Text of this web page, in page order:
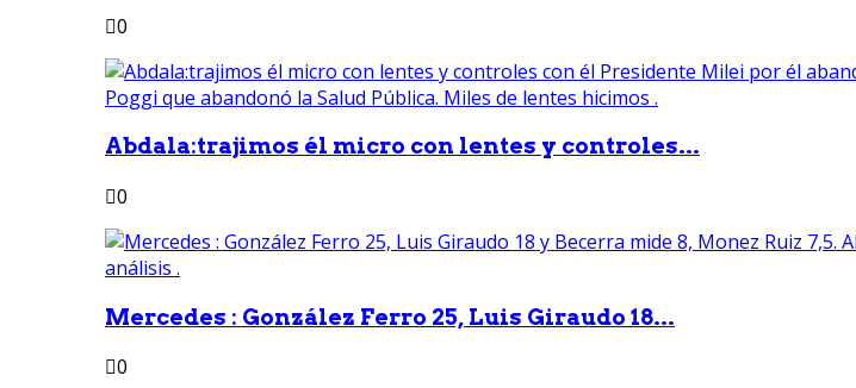
0
Abdala:trajimos él micro con lentes y controles...
0
Mercedes : González Ferro 25, Luis Giraudo 18...
0